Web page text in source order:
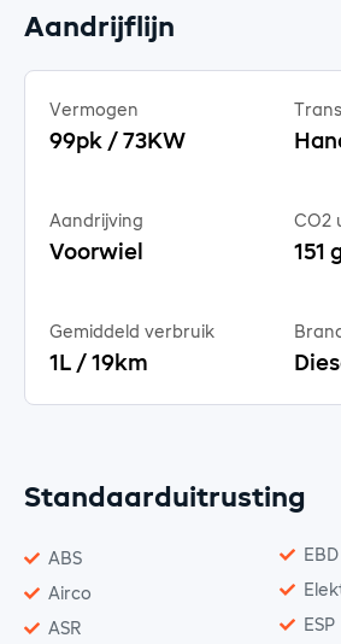
Aandrijflijn
Vermogen
99pk / 73KW
Aandrijving
Voorwiel
CO2
151
Gemiddeld verbruik
1L / 19km
Standaarduitrusting
ABS
Airco
ASR
EBD
ESP